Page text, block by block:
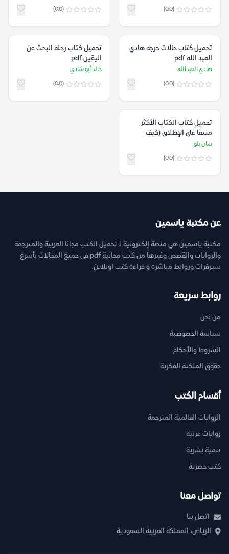
(0.0)
(0.0)
تحميل كتاب حالات حرجة هادي
العبد الله pdf
هادي العبدالله
(0.0)
تحميل كتاب رحلة البحث عن
اليقين pdf
خالد أبو شادي
(0.0)
تحميل كتاب الكتاب الأكثر
مبيعا على الإطلاق (كيف
تقودنا الأرقام وتضللنا) pdf
سان بلو
(0.0)
عن مكتبة ياسمين
مكتبة ياسمين هي منصة إلكترونية لـ تحميل الكتب مجانا العربية والمترجمة
والروايات والقصص وغيرها من كتب مجانية pdf فى جميع المجالات بأسرع
سيرفرات وروابط مباشرة و قراءة كتب اونلاين.
روابط سريعة
من نحن
سياسة الخصوصية
الشروط والأحكام
حقوق الملكية الفكرية
أقسام الكتب
الروايات العالمية المترجمة
روايات عربية
تنمية بشرية
كتب حصرية
تواصل معنا
اتصل بنا
الرياض، المملكة العربية السعودية